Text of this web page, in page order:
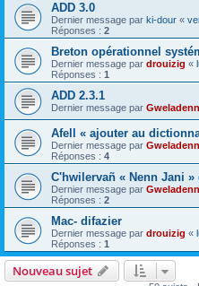
ADD 3.0
Dernier message par ki-dour «
Réponses : 2
Breton opérationnel
Dernier message par drouizig «
Réponses : 1
ADD 2.3.1
Dernier message par
Afell « ajouter au
Dernier message par
Réponses : 4
C'hwilervañ « Nenn Jani »
Dernier message par
Réponses : 2
Mac- difazier
Dernier message par drouizig «
Réponses : 1
Nouveau sujet